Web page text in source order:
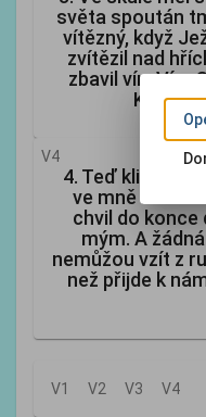
světa spoután
vítězný, když
zvítězil nad
zbavil vín. Vím
V4
4. Teď klid a
ve mně
chvil do konce
mým. A
nemůžou vzít z
než přijde k
V1 V2 V3 V4